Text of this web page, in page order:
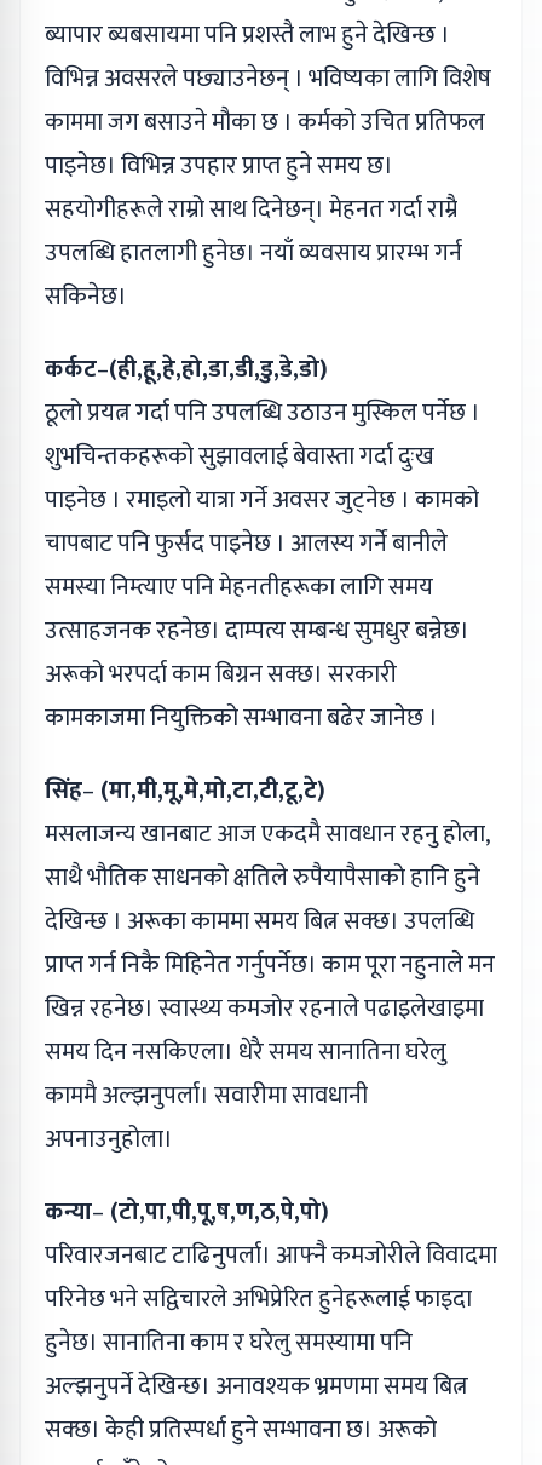
ब्यापार ब्यबसायमा पनि प्रशस्तै लाभ हुने देखिन्छ ।
विभिन्न अवसरले पछ्याउनेछन् । भविष्यका लागि विशेष
काममा जग बसाउने मौका छ । कर्मको उचित प्रतिफल
पाइनेछ। विभिन्न उपहार प्राप्त हुने समय छ।
सहयोगीहरूले राम्रो साथ दिनेछन्। मेहनत गर्दा राम्रै
उपलब्धि हातलागी हुनेछ। नयाँ व्यवसाय प्रारम्भ गर्न
सकिनेछ।
कर्कट–(ही,हू,हे,हो,डा,डी,डु,डे,डो)
ठूलो प्रयत्न गर्दा पनि उपलब्धि उठाउन मुस्किल पर्नेछ ।
शुभचिन्तकहरूको सुझावलाई बेवास्ता गर्दा दुःख
पाइनेछ । रमाइलो यात्रा गर्ने अवसर जुट्नेछ । कामको
चापबाट पनि फुर्सद पाइनेछ । आलस्य गर्ने बानीले
समस्या निम्त्याए पनि मेहनतीहरूका लागि समय
उत्साहजनक रहनेछ। दाम्पत्य सम्बन्ध सुमधुर बन्नेछ।
अरूको भरपर्दा काम बिग्रन सक्छ। सरकारी
कामकाजमा नियुक्तिको सम्भावना बढेर जानेछ ।
सिंह– (मा,मी,मू,मे,मो,टा,टी,टू,टे)
मसलाजन्य खानबाट आज एकदमै सावधान रहनु होला,
साथै भौतिक साधनको क्षतिले रुपैयापैसाको हानि हुने
देखिन्छ । अरूका काममा समय बित्न सक्छ। उपलब्धि
प्राप्त गर्न निकै मिहिनेत गर्नुपर्नेछ। काम पूरा नहुनाले मन
खिन्न रहनेछ। स्वास्थ्य कमजोर रहनाले पढाइलेखाइमा
समय दिन नसकिएला। धेरै समय सानातिना घरेलु
काममै अल्झनुपर्ला। सवारीमा सावधानी
अपनाउनुहोला।
कन्या– (टो,पा,पी,पू,ष,ण,ठ,पे,पो)
परिवारजनबाट टाढिनुपर्ला। आफ्नै कमजोरीले विवादमा
परिनेछ भने सद्विचारले अभिप्रेरित हुनेहरूलाई फाइदा
हुनेछ। सानातिना काम र घरेलु समस्यामा पनि
अल्झनुपर्ने देखिन्छ। अनावश्यक भ्रमणमा समय बित्न
सक्छ। केही प्रतिस्पर्धा हुने सम्भावना छ। अरूको